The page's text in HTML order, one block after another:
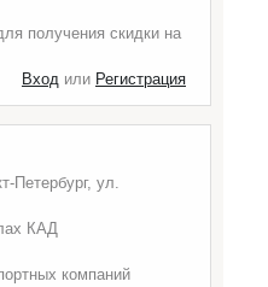
получения скидки на
Вход или Регистрация
Петербург, ул.
КАД
компаний